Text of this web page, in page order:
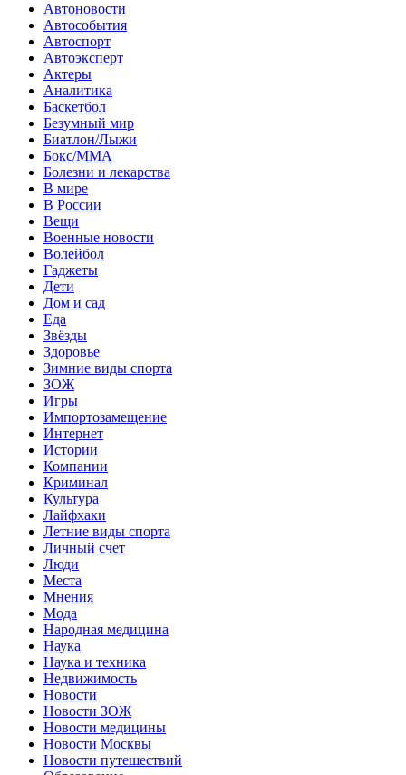
Автоновости
Автособытия
Автоспорт
Автоэксперт
Актеры
Аналитика
Баскетбол
Безумный мир
Биатлон/Лыжи
Бокс/MMA
Болезни и лекарства
В мире
В России
Вещи
Военные новости
Волейбол
Гаджеты
Дети
Дом и сад
Еда
Звёзды
Здоровье
Зимние виды спорта
ЗОЖ
Игры
Импортозамещение
Интернет
Истории
Компании
Криминал
Культура
Лайфхаки
Летние виды спорта
Личный счет
Люди
Места
Мнения
Мода
Народная медицина
Наука
Наука и техника
Недвижимость
Новости
Новости ЗОЖ
Новости медицины
Новости Москвы
Новости путешествий